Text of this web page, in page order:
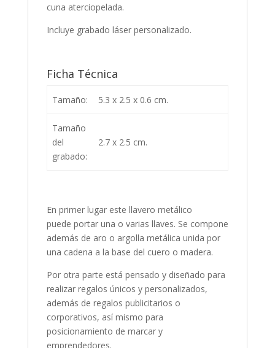
cuna aterciopelada.
Incluye grabado láser personalizado.
Ficha Técnica
Tamaño: 5.3 x 2.5 x 0.6 cm.
Tamaño
del
grabado:
2.7 x 2.5 cm.
En primer lugar este llavero metálico
puede portar una o varias llaves. Se compone
además de aro o argolla metálica unida por
una cadena a la base del cuero o madera.
Por otra parte está pensado y diseñado para
realizar regalos únicos y personalizados,
además de regalos publicitarios o
corporativos, así mismo para
posicionamiento de marcar y
emprendedores.